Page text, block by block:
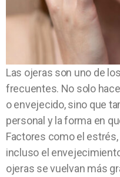
Las ojeras son uno de
frecuentes. No solo
o envejecido, sino que
personal y la forma en
Factores como el
incluso el
ojeras se vuelvan más